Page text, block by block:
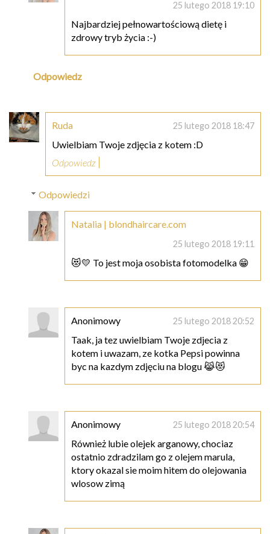
25 lutego 2018 19:10
Najbardziej pełnowartościową dietę i
zdrowy tryb życia :-)
Odpowiedz
Ruda 25 lutego 2018 18:47
Uwielbiam Twoje zdjęcia z kotem :D
Odpowiedz
Odpowiedzi
Natalia | blondhaircare.com
25 lutego 2018 19:11
😻💛 To jest moja osobista fotomodelka 😁
Anonimowy 25 lutego 2018 20:52
Taak, ja tez uwielbiam Twoje zdjecia z
kotem i uwazam, ze kotka Pepsi powinna
byc na kazdym zdjęciu na blogu 😹😻
Anonimowy 25 lutego 2018 20:54
Również lubie olejek arganowy, chociaz
ostatnio zdradzilam go z olejem marula,
ktory okazal sie moim hitem do olejowania
wlosow zimą